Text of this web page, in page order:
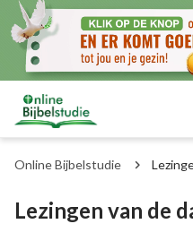
Online Bijbelstudie
Lezingen van de